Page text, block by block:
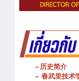
- 历史简介
- 春武里技术